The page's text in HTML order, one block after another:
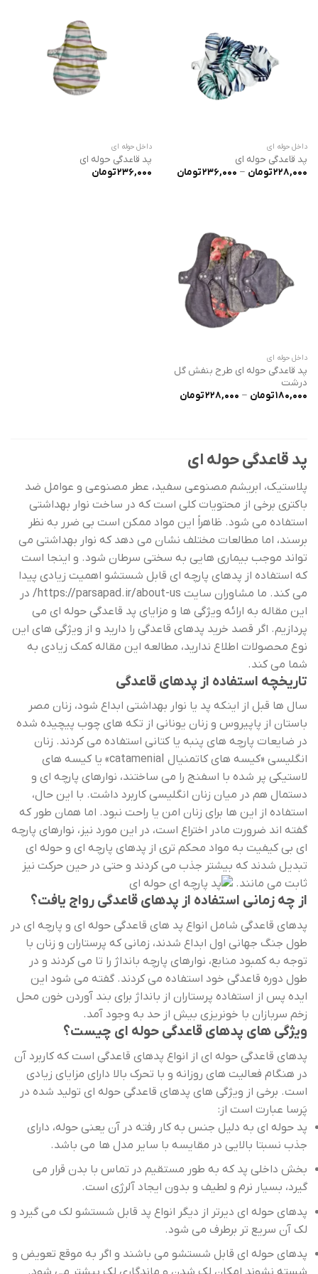
داخل حوله ای
پد قاعدگی حوله ای
228,000تومان –
236,000تومانمحدوده
داخل حوله ای
پد قاعدگی حوله ای
236,000تومان
داخل حوله ای
پد قاعدگی حوله ای طرح بنفش گل
درشت
180,000تومان –
228,000تومانمحدوده
پد قاعدگی حوله ای
پلاستیک، ابریشم مصنوعی سفید، عطر مصنوعی و عوامل ضد
باکتری برخی از محتویات کلی است که در ساخت نوار بهداشتی
استفاده می شود. ظاهراً این مواد ممکن است بی ضرر به نظر
برسند، اما مطالعات مختلف نشان می دهد که نوار بهداشتی می
‌تواند موجب بیماری ‌هایی به سختی سرطان شود. و اینجا است
که استفاده از پدهای پارچه ای قابل شستشو اهمیت زیادی پیدا
می کند. ما مشاوران سایت https://parsapad.ir/about-us/ در
این مقاله به ارائه ویژگی ها و مزایای پد قاعدگی حوله ای می
پردازیم. اگر قصد خرید پدهای قاعدگی را دارید و از ویژگی های این
نوع محصولات اطلاع ندارید، مطالعه این مقاله کمک زیادی به
شما می کند.
تاریخچه استفاده از پدهای قاعدگی
سال ها قبل از اینکه پد یا نوار بهداشتی ابداع شود، زنان مصر
باستان از پاپیروس و زنان یونانی از تکه های چوب پیچیده شده
در ضایعات پارچه های پنبه یا کتانی استفاده می کردند. زنان
انگلیسی «کیسه‌ های کاتمنیال catamenial» یا کیسه‌ های
لاستیکی پر شده با اسفنج را می ‌ساختند، نوارهای پارچه ای و
دستمال هم در میان زنان انگلیسی کاربرد داشت. با این حال،
استفاده از این ها برای زنان امن یا راحت نبود. اما همان طور که
گفته اند ضرورت مادر اختراع است، در این مورد نیز، نوارهای پارچه
ای بی کیفیت به مواد محکم تری از پدهای پارچه ای و حوله ای
تبدیل شدند که بیشتر جذب می کردند و حتی در حین حرکت نیز
ثابت می مانند.
از چه زمانی استفاده از پدهای قاعدگی رواج یافت؟
پدهای قاعدگی شامل انواع پد های قاعدگی حوله ای و پارچه ای در
طول جنگ جهانی اول ابداع شدند، زمانی که پرستاران و زنان با
توجه به کمبود منابع، نوارهای پارچه بانداژ را تا می کردند و در
طول دوره قاعدگی خود استفاده می کردند. گفته می شود این
ایده پس از استفاده پرستاران از بانداژ برای بند آوردن خون محل
زخم سربازان با خونریزی بیش از حد به وجود آمد.
ویژگی های پدهای قاعدگی حوله ای چیست؟
پدهای قاعدگی حوله ای از انواع پدهای قاعدگی است که کاربرد آن
در هنگام فعالیت های روزانه و با تحرک بالا دارای مزایای زیادی
است. برخی از ویژگی های پدهای قاعدگی حوله ای تولید شده در
پَرسا عبارت است از:
پد حوله ای به دلیل جنس به کار رفته در آن یعنی حوله، دارای
جذب نسبتا بالایی در مقایسه با سایر مدل ها می باشد.
بخش داخلی پد که به طور مستقیم در تماس با بدن قرار می
گیرد، بسیار نرم و لطیف و بدون ایجاد آلرژی است.
پدهای حوله ای دیرتر از دیگر انواع پد قابل شستشو لک می گیرد و
لک آن سریع تر برطرف می شود.
پدهای حوله ای قابل شستشو می باشند و اگر به موقع تعویض و